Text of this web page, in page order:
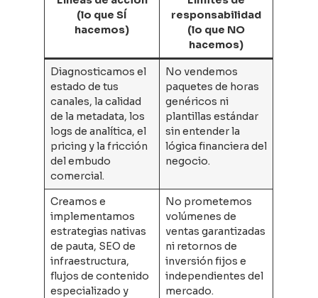
(lo que SÍ
hacemos)
responsabilidad
(lo que NO
hacemos)
Diagnosticamos el
estado de tus
canales, la calidad
de la metadata, los
logs de analítica, el
pricing y la fricción
del embudo
comercial.
No vendemos
paquetes de horas
genéricos ni
plantillas estándar
sin entender la
lógica financiera del
negocio.
Creamos e
implementamos
estrategias nativas
de pauta, SEO de
infraestructura,
flujos de contenido
especializado y
No prometemos
volúmenes de
ventas garantizadas
ni retornos de
inversión fijos e
independientes del
mercado.